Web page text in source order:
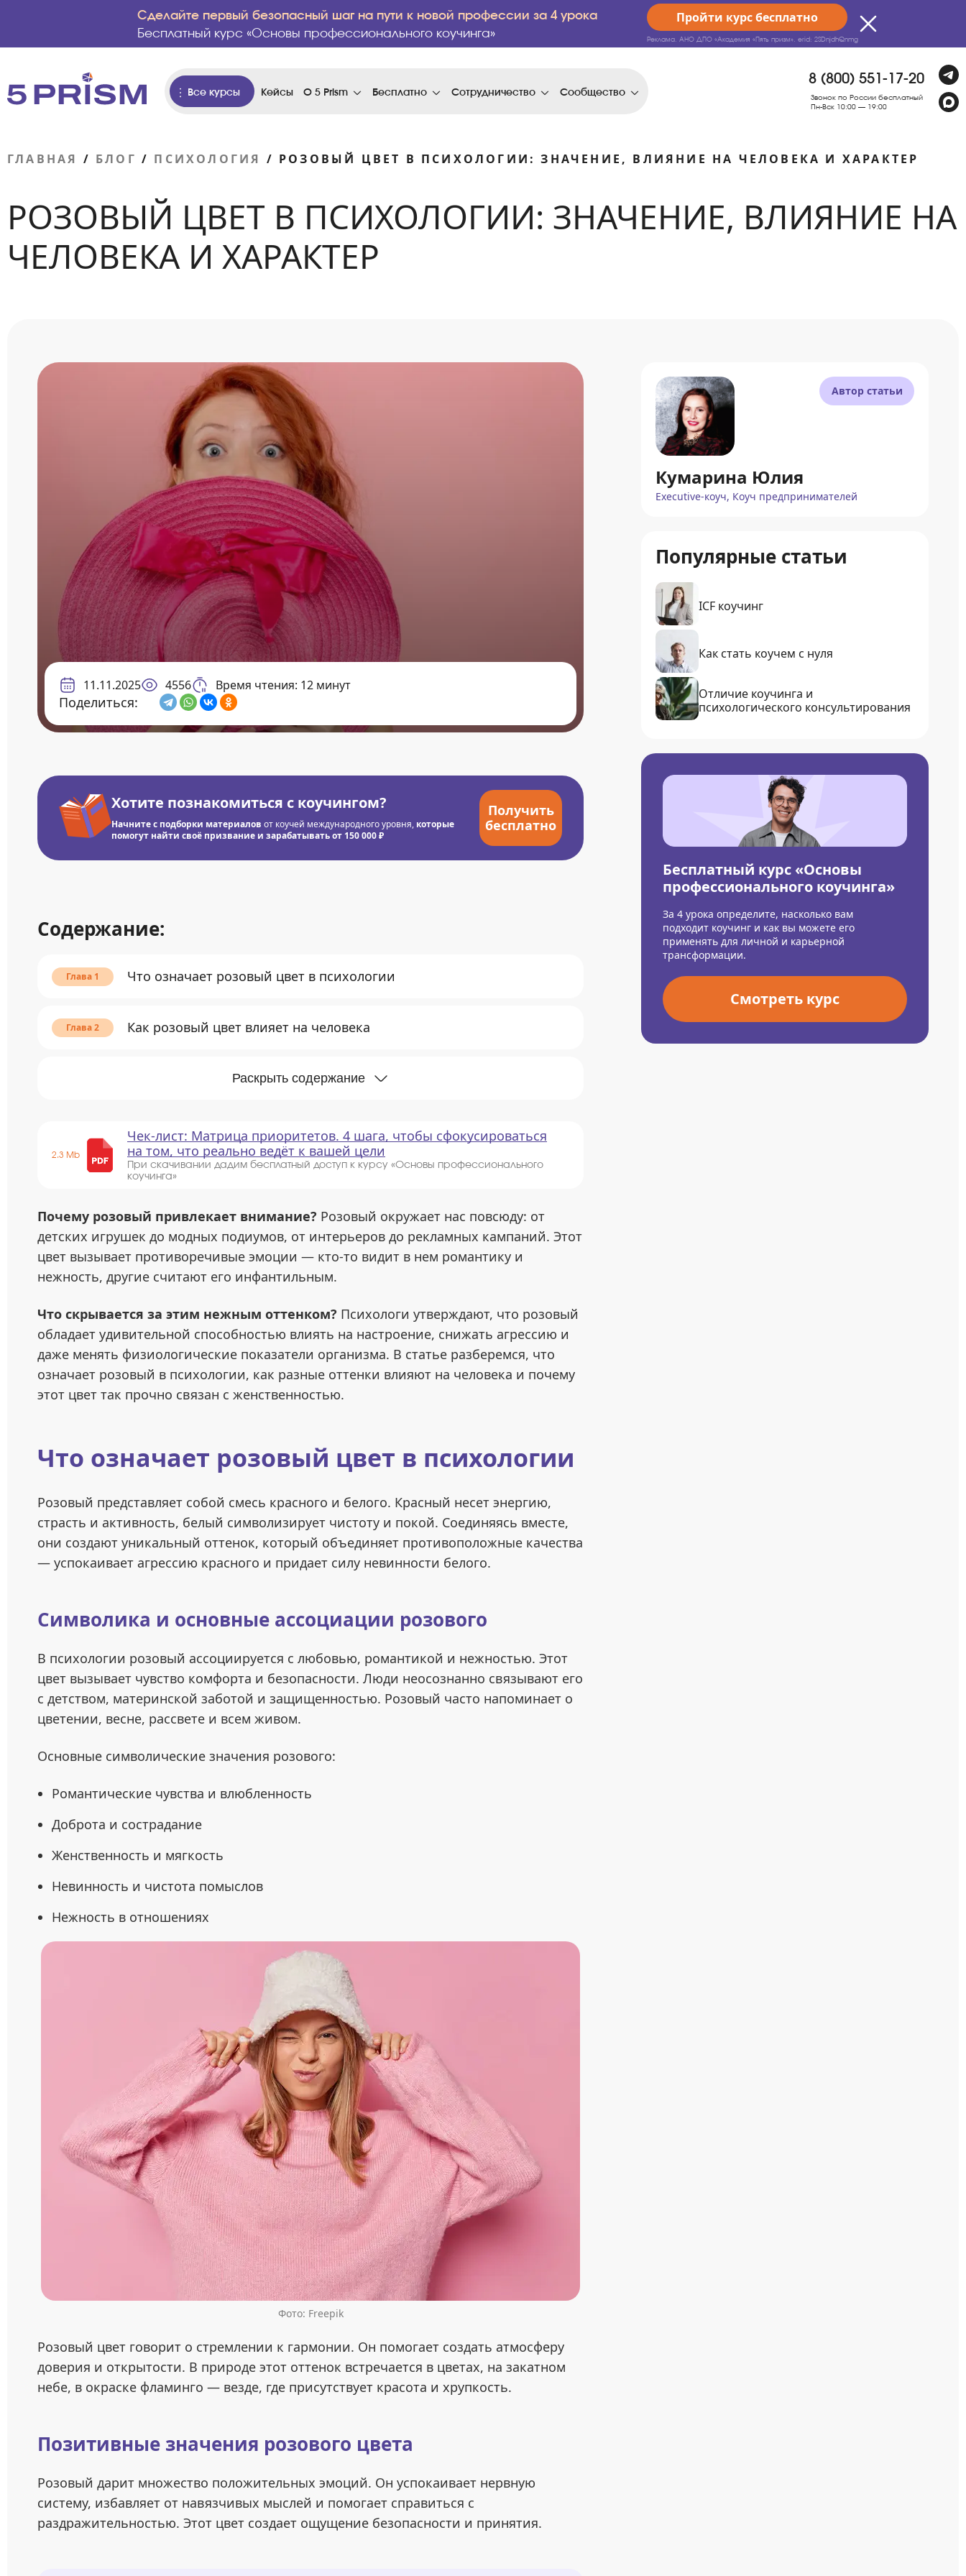
Сделайте первый безопасный шаг на пути к новой профессии за 4 урока
Бесплатный курс «Основы профессионального коучинга»
Пройти курс бесплатно
Реклама. АНО ДПО «Академия «Пять призм». erid: 2SDnjdhQnmg
Все курсы Кейсы О 5 Prism Бесплатно Сотрудничество Сообщество
8 (800) 551-17-20
Звонок по России бесплатный
Пн-Вск 10:00 — 19:00
ГЛАВНАЯ / БЛОГ / ПСИХОЛОГИЯ / РОЗОВЫЙ ЦВЕТ В ПСИХОЛОГИИ: ЗНАЧЕНИЕ, ВЛИЯНИЕ НА ЧЕЛОВЕКА И ХАРАКТЕР
РОЗОВЫЙ ЦВЕТ В ПСИХОЛОГИИ: ЗНАЧЕНИЕ, ВЛИЯНИЕ НА
ЧЕЛОВЕКА И ХАРАКТЕР
11.11.2025 4556 Время чтения: 12 минут
Поделиться:
Хотите познакомиться с коучингом?
Начните с подборки материалов от коучей международного уровня, которые
помогут найти своё призвание и зарабатывать от 150 000 ₽
Получить
бесплатно
Содержание:
Что означает розовый цвет в психологии
Как розовый цвет влияет на человека
Раскрыть содержание
2.3 Mb
Чек-лист: Матрица приоритетов. 4 шага, чтобы сфокусироваться
на том, что реально ведёт к вашей цели
При скачивании дадим бесплатный доступ к курсу «Основы профессионального
коучинга»
Почему розовый привлекает внимание? Розовый окружает нас повсюду: от
детских игрушек до модных подиумов, от интерьеров до рекламных кампаний. Этот
цвет вызывает противоречивые эмоции — кто-то видит в нем романтику и
нежность, другие считают его инфантильным.
Что скрывается за этим нежным оттенком? Психологи утверждают, что розовый
обладает удивительной способностью влиять на настроение, снижать агрессию и
даже менять физиологические показатели организма. В статье разберемся, что
означает розовый в психологии, как разные оттенки влияют на человека и почему
этот цвет так прочно связан с женственностью.
Что означает розовый цвет в психологии
Розовый представляет собой смесь красного и белого. Красный несет энергию,
страсть и активность, белый символизирует чистоту и покой. Соединяясь вместе,
они создают уникальный оттенок, который объединяет противоположные качества
— успокаивает агрессию красного и придает силу невинности белого.
Символика и основные ассоциации розового
В психологии розовый ассоциируется с любовью, романтикой и нежностью. Этот
цвет вызывает чувство комфорта и безопасности. Люди неосознанно связывают его
с детством, материнской заботой и защищенностью. Розовый часто напоминает о
цветении, весне, рассвете и всем живом.
Основные символические значения розового:
Романтические чувства и влюбленность
Доброта и сострадание
Женственность и мягкость
Невинность и чистота помыслов
Нежность в отношениях
Фото: Freepik
Розовый цвет говорит о стремлении к гармонии. Он помогает создать атмосферу
доверия и открытости. В природе этот оттенок встречается в цветах, на закатном
небе, в окраске фламинго — везде, где присутствует красота и хрупкость.
Позитивные значения розового цвета
Розовый дарит множество положительных эмоций. Он успокаивает нервную
систему, избавляет от навязчивых мыслей и помогает справиться с
раздражительностью. Этот цвет создает ощущение безопасности и принятия.
Автор статьи
Кумарина Юлия
Executive-коуч, Коуч предпринимателей
Популярные статьи
ICF коучинг
Как стать коучем с нуля
Отличие коучинга и
психологического консультирования
Бесплатный курс «Основы
профессионального коучинга»
За 4 урока определите, насколько вам
подходит коучинг и как вы можете его
применять для личной и карьерной
трансформации.
Смотреть курс